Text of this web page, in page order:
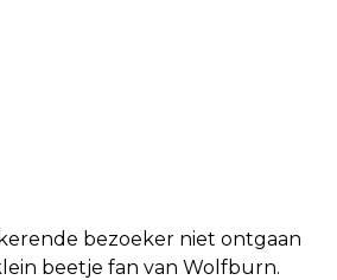
bezoeker niet ontgaan
beetje fan van Wolfburn.